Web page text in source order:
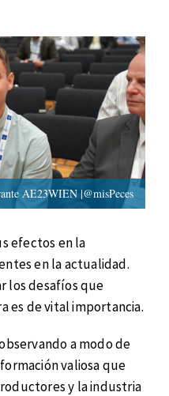
AE23WIEN |@misPeces
efectos en la
en la actualidad.
los desafíos que
es de vital importancia.
a modo de
valiosa que
y la industria